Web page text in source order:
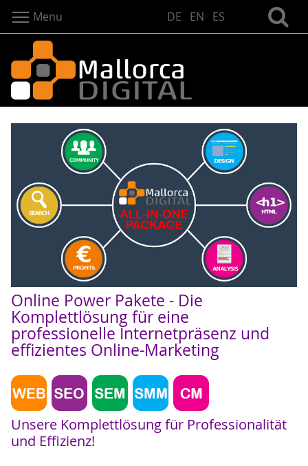
DE EN ES
Menu
Online Power Pakete - Die
Komplettlösung für eine
professionelle Internetpräsenz und
effizientes Online-Marketing
Unsere Komplettlösung für Professionalität
und Effizienz!